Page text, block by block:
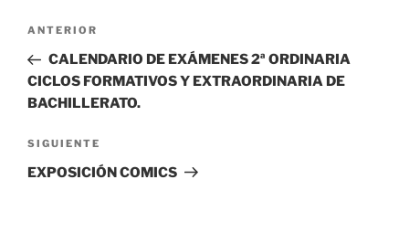
Navegación
entradas
Entrada
anterior:
ANTERIOR
CALENDARIO DE EXÁMENES 2ª ORDINARIA
CICLOS FORMATIVOS Y EXTRAORDINARIA DE
BACHILLERATO.
Siguiente
entrada
SIGUIENTE
EXPOSICIÓN COMICS